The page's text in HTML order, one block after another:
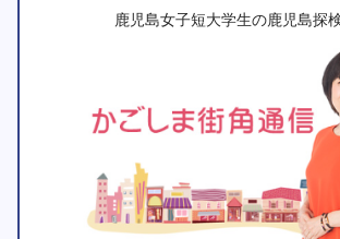
鹿児島女子短大学生の鹿児島探